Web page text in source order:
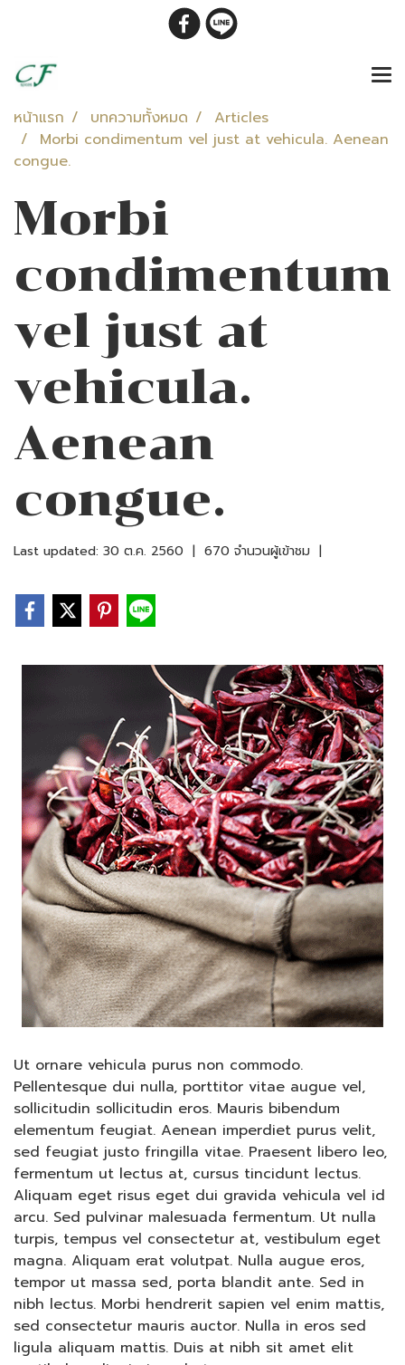
หน้าแรก บทความทั้งหมด
Articles
Morbi condimentum vel just at vehicula. Aenean
congue.
Morbi
condimentum
vel just at
vehicula.
Aenean
congue.
Last updated: 30 ต.ค. 2560 | 670 จำนวนผู้เข้าชม |
Ut ornare vehicula purus non commodo.
Pellentesque dui nulla, porttitor vitae augue vel,
sollicitudin sollicitudin eros. Mauris bibendum
elementum feugiat. Aenean imperdiet purus velit,
sed feugiat justo fringilla vitae. Praesent libero leo,
fermentum ut lectus at, cursus tincidunt lectus.
Aliquam eget risus eget dui gravida vehicula vel id
arcu. Sed pulvinar malesuada fermentum. Ut nulla
turpis, tempus vel consectetur at, vestibulum eget
magna. Aliquam erat volutpat. Nulla augue eros,
tempor ut massa sed, porta blandit ante. Sed in
nibh lectus. Morbi hendrerit sapien vel enim mattis,
sed consectetur mauris auctor. Nulla in eros sed
ligula aliquam mattis. Duis at nibh sit amet elit